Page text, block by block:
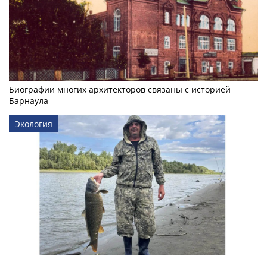
Биографии многих архитекторов связаны с историей
Барнаула
Экология